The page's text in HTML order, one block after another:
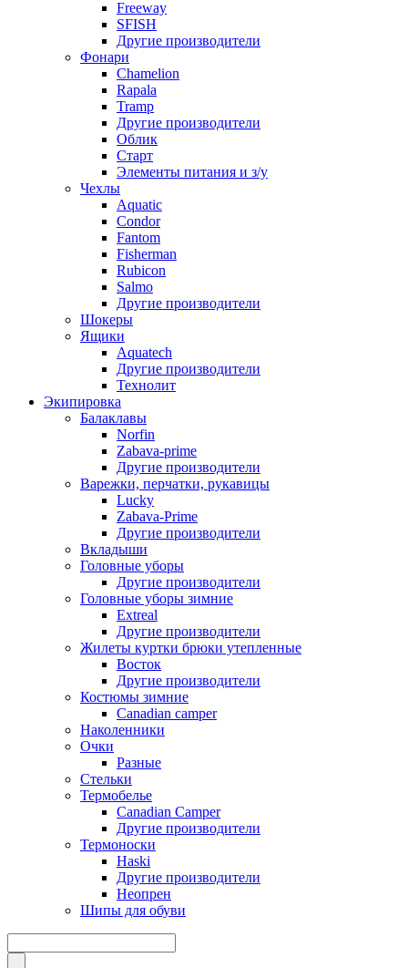
Freeway
SFISH
Другие производители
Фонари
Chamelion
Rapala
Tramp
Другие производители
Облик
Старт
Элементы питания и з/у
Чехлы
Aquatic
Condor
Fantom
Fisherman
Rubicon
Salmo
Другие производители
Шокеры
Ящики
Aquatech
Другие производители
Технолит
Экипировка
Балаклавы
Norfin
Zabava-prime
Другие производители
Варежки, перчатки, рукавицы
Lucky
Zabava-Prime
Другие производители
Вкладыши
Головные уборы
Другие производители
Головные уборы зимние
Extreal
Другие производители
Жилеты куртки брюки утепленные
Восток
Другие производители
Костюмы зимние
Canadian camper
Наколенники
Очки
Разные
Стельки
Термобелье
Canadian Camper
Другие производители
Термоноски
Haski
Другие производители
Неопрен
Шипы для обуви